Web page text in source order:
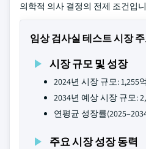
의학적 의사 결정의 전제 조건입
임상 검사실 테스트 시장
시장 규모 및 성장
2024년 시장 규모: 1,255
2034년 예상 시장 규모:
연평균 성장률
주요 시장 성장 동력